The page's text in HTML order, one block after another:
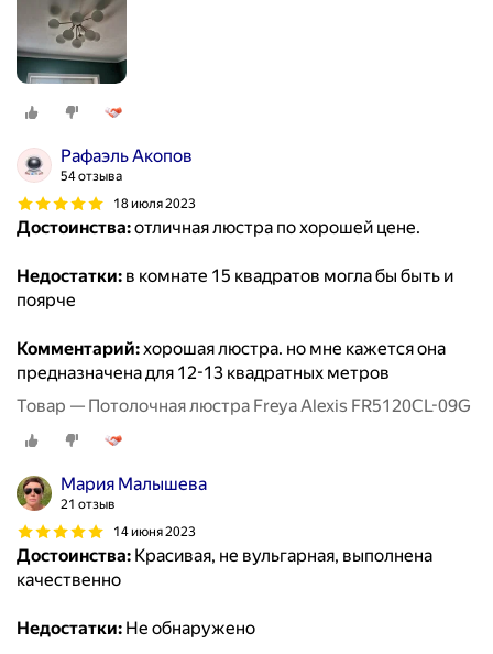
Рафаэль Акопов
54 отзыва
18 июля 2023
Достоинства:отличная люстра по хорошей цене.
Недостатки: в комнате 15 квадратов могла бы быть и
поярче
Комментарий:хорошая люстра. но мне кажется она
предназначена для 12-13 квадратных метров
Товар — Потолочная люстра Freya Alexis FR5120CL-09G
Мария Малышева
21 отзыв
14 июня 2023
Достоинства: Красивая, не вульгарная, выполнена
качественно
Недостатки: Не обнаружено